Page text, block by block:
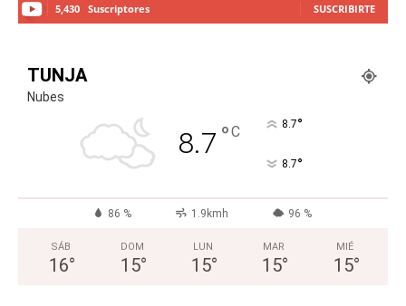
5,430 Suscriptores SUSCRIBIRTE
TUNJA
Nubes
8.7 °C 8.7°
8.7°
86 % 1.9kmh 96 %
SÁB
16°
DOM
15°
LUN
15°
MAR
15°
MIÉ
15°